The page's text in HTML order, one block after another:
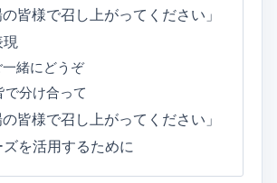
の皆様で召し上がってください」
現
一緒にどうぞ
で分け合って
の皆様で召し上がってください」
を活用するために